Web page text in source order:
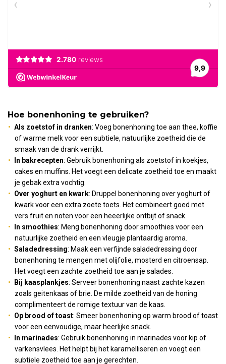
Hoe bonenhoning te gebruiken?
Als zoetstof in dranken: Voeg bonenhoning toe aan thee, koffie
of warme melk voor een subtiele, natuurlijke zoetheid die de
smaak van de drank verrijkt.
In bakrecepten: Gebruik bonenhoning als zoetstof in koekjes,
cakes en muffins. Het voegt een delicate zoetheid toe en maakt
je gebak extra vochtig.
Over yoghurt en kwark: Druppel bonenhoning over yoghurt of
kwark voor een extra zoete toets. Het combineert goed met
vers fruit en noten voor een heeerlijke ontbijt of snack.
In smoothies: Meng bonenhoning door smoothies voor een
natuurlijke zoetheid en een vleugje plantaardig aroma.
Saladedressing: Maak een verfijnde saladedressing door
bonenhoning te mengen met olijfolie, mosterd en citroensap.
Het voegt een zachte zoetheid toe aan je salades.
Bij kaasplankjes: Serveer bonenhoning naast zachte kazen
zoals geitenkaas of brie. De milde zoetheid van de honing
complimenteert de romige textuur van de kaas.
Op brood of toast: Smeer bonenhoning op warm brood of toast
voor een eenvoudige, maar heerlijke snack.
In marinades: Gebruik bonenhoning in marinades voor kip of
varkensvlees. Het helpt bij het karamelliseren en voegt een
subtiele zoetheid toe aan je gerechten.